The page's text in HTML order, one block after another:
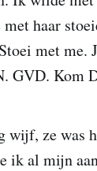
haar
met me.
GVD. Kom
wijf, ze
ik al mijn